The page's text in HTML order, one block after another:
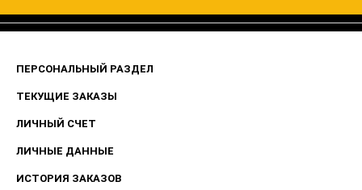
ПЕРСОНАЛЬНЫЙ РАЗДЕЛ
ТЕКУЩИЕ ЗАКАЗЫ
ЛИЧНЫЙ СЧЕТ
ЛИЧНЫЕ ДАННЫЕ
ИСТОРИЯ ЗАКАЗОВ